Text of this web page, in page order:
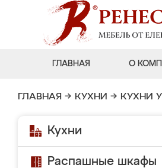
ГЛАВНАЯ О
ГЛАВНАЯ → КУХНИ → КУХНИ
Кухни
Распашные шкафы